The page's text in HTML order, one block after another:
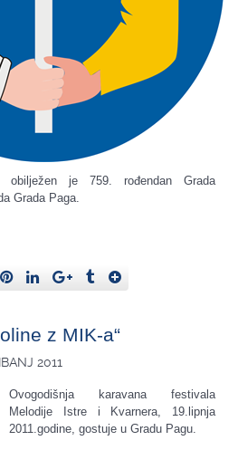
obilježen je 759. rođendan Grada
Grada Paga.
z MIK-a“
2011
Ovogodišnja karavana festivala
Melodije Istre i Kvarnera, 19.lipnja
2011.godine, gostuje u Gradu Pagu.